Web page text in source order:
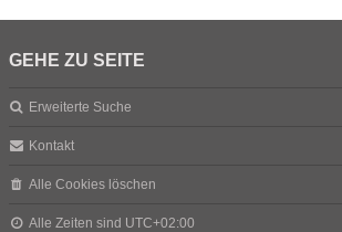
GEHE ZU SEITE
Erweiterte Suche
Kontakt
Alle Cookies löschen
Alle Zeiten sind UTC+02:00